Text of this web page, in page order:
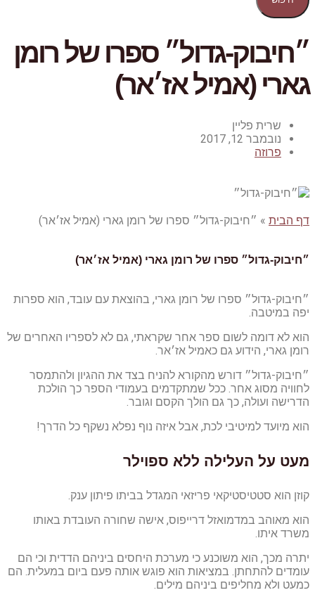
״חיבוק-גדול״ ספרו של רומן
גארי (אמיל אז׳אר)
שרית פליין
נובמבר 12, 2017
פרוזה
דף הבית » ״חיבוק-גדול״ ספרו של רומן גארי (אמיל אז׳אר)
״חיבוק-גדול״ ספרו של רומן גארי (אמיל אז׳אר)
״חיבוק-גדול״ ספרו של רומן גארי, בהוצאת עם עובד, הוא ספרות
יפה במיטבה.
הוא לא דומה לשום ספר אחר שקראתי, גם לא לספריו האחרים של
רומן גארי, הידוע גם כאמיל אז׳אר.
״חיבוק-גדול״ דורש מהקורא להניח בצד את ההגיון ולהתמסר
לחוויה מסוג אחר. ככל שמתקדמים בעמודי הספר כך הולכת
הדרישה ועולה, כך גם הולך הקסם וגובר.
הוא מיועד למיטיבי לכת, אבל איזה נוף נפלא נשקף כל הדרך!
מעט על העלילה ללא ספוילר
קוזן הוא סטטיסטיקאי פריזאי המגדל בביתו פיתון ענק.
הוא מאוהב במדמואזל דרייפוס, אישה שחורה העובדת באותו
משרד איתו.
יתרה מכך, הוא משוכנע כי מערכת היחסים ביניהם הדדית וכי הם
עומדים להתחתן. במציאות הוא פוגש אותה פעם ביום במעלית. הם
כמעט ולא מחליפים ביניהם מילים.